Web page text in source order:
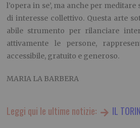
l’opera in se’, ma anche per
di interesse collettivo. Questa arte
abile strumento per rilanciare
attivamente le persone,
accessibile, gratuito e generoso.
MARIA LA BARBERA
Leggi qui le ultime notizie: IL